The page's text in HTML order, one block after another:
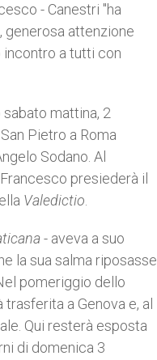
- Canestri "ha
attenzione
incontro a tutti con
mattina, 2
Pietro a Roma
Sodano. Al
presiederà il
Valedictio
- aveva a suo
la sua salma riposasse
pomeriggio dello
a Genova e, al
Qui resterà esposta
di domenica 3